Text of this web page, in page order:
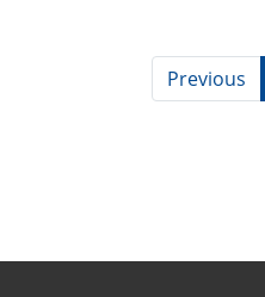
Previous